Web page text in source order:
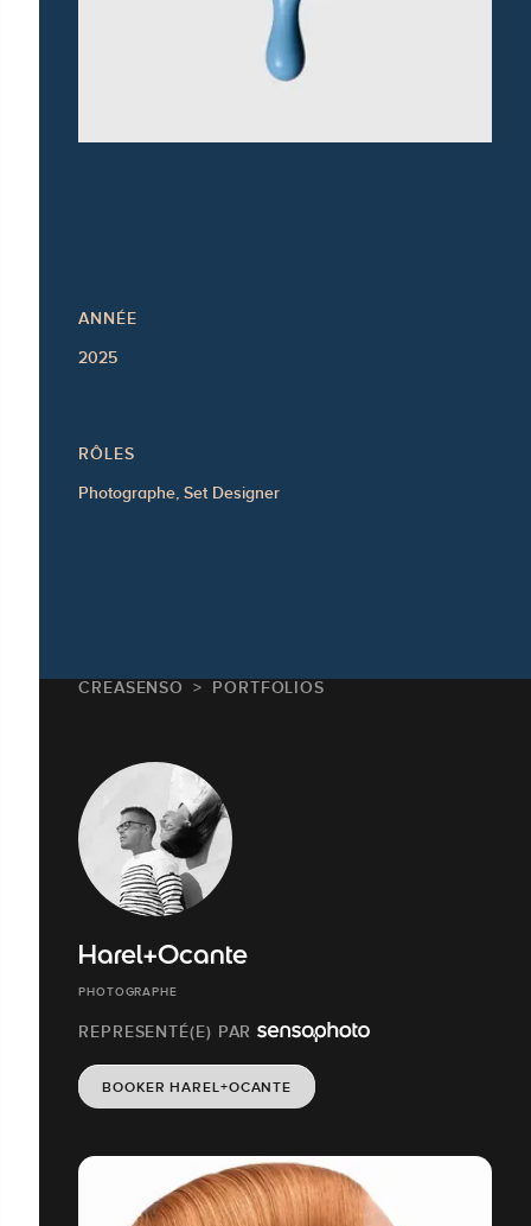
ANNÉE
2025
RÔLES
Photographe, Set Designer
CREASENSO PORTFOLIOS
Harel+Ocante
PHOTOGRAPHE
REPRESENTÉ(E) PAR
BOOKER HAREL+OCANTE